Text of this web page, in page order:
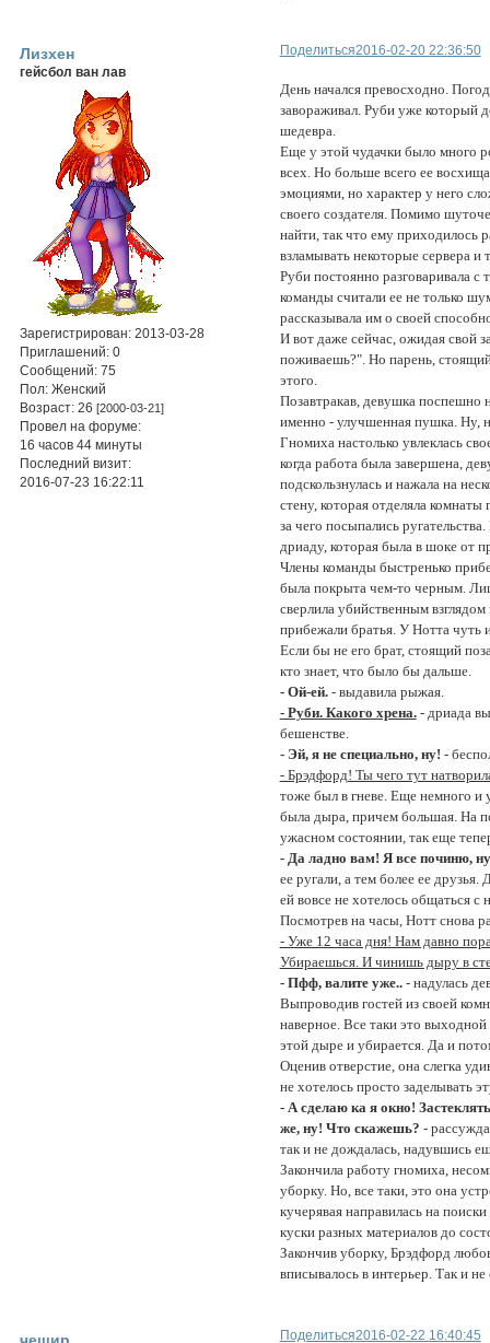
Поделиться2016-02-20 22:36:50
Лизхен
гейсбол ван лав
Зарегистрирован: 2013-03-28
Приглашений: 0
Сообщений: 75
Пол: Женский
Возраст: 26[2000-03-21]
Провел на форуме:
16 часов 44 минуты
Последний визит:
2016-07-23 16:22:11
День начался превосходно.
завораживал. Руби уже который
шедевра.
Еще у этой чудачки было много
всех. Но больше всего ее
эмоциями, но характер у него
своего создателя. Помимо
найти, так что ему
взламывать некоторые сервера и
Руби постоянно разговаривала с
команды считали ее не только
рассказывала им о своей
И вот даже сейчас, ожидая свой
поживаешь?". Но парень,
этого.
Позавтракав, девушка поспешно
именно - улучшенная пушка. Ну,
Гномиха настолько увлеклась
когда работа была завершена,
подскользнулась и нажала на
стену, которая отделяла
за чего посыпались
дриаду, которая была в шоке от
Члены команды быстренько
была покрыта чем-то черным.
сверлила убийственным
прибежали братья. У Нотта чуть
Если бы не его брат, стоящий
кто знает, что было бы дальше.
- Ой-ей.- выдавила рыжая.
- Руби. Какого хрена.- дриада
бешенстве.
- Эй, я не специально, ну! -
- Брэдфорд! Ты чего тут
тоже был в гневе. Еще немного и
была дыра, причем большая. На
ужасном состоянии, так еще
- Да ладно вам! Я все починю,
ее ругали, а тем более ее друзья.
ей вовсе не хотелось общаться с
Посмотрев на часы, Нотт снова
- Уже 12 часа дня! Нам давно
Убираешься. И чинишь дыру в
- Пфф, валите уже..- надулась
Выпроводив гостей из своей
наверное. Все таки это
этой дыре и убирается. Да и
Оценив отверстие, она слегка
не хотелось просто заделывать
- А сделаю ка я окно!
же, ну! Что скажешь? -
так и не дождалась, надувшись
Закончила работу гномиха,
уборку. Но, все таки, это она
кучерявая направилась на
куски разных материалов до
Закончив уборку, Брэдфорд
вписывалось в интерьер. Так и
Поделиться2016-02-22 16:40:45